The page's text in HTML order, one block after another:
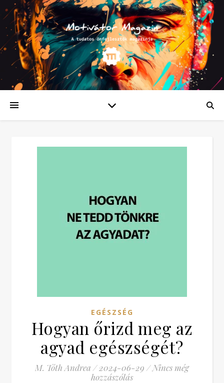
EGÉSZSÉG
Hogyan őrizd meg az
agyad egészségét?
M. Tóth Andrea / 2024-06-29 / Nincs még
hozzászólás